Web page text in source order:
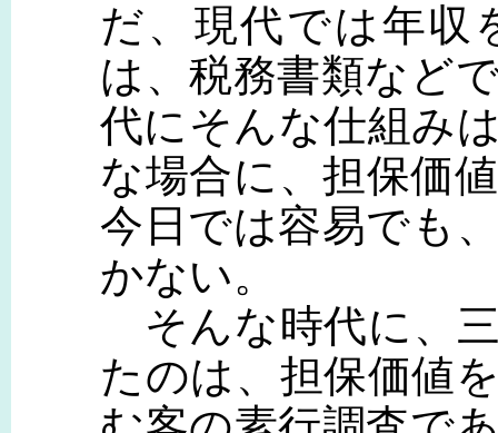
だ、現代では年収
は、税務書類など
代にそんな仕組み
な場合に、担保価
今日では容易でも
かない。
そんな時代に、
たのは、担保価値